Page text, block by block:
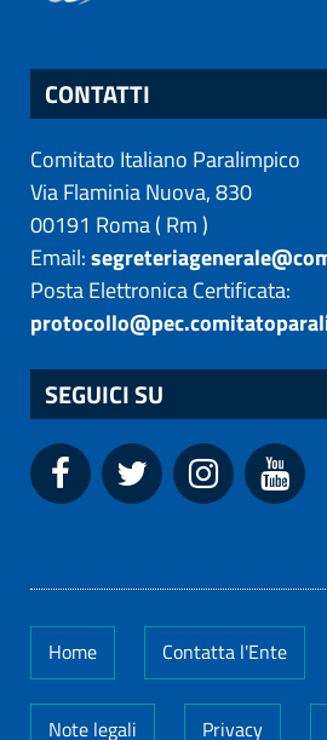
CONTATTI
Comitato Italiano Paralimpico
Via Flaminia Nuova, 830
00191 Roma( Rm)
Email:
Posta Elettronica Certificata:
SEGUICI SU
Home Contatta l'Ente
Note legali Privacy